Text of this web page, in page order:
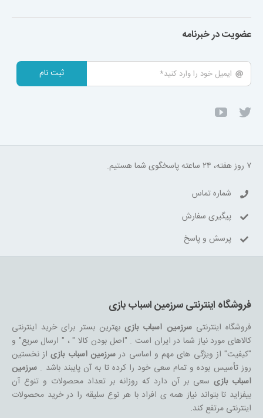
عضویت در خبرنامه
ثبت نام
۷ روز هفته، ۲۴ ساعته پاسخگوی شما هستیم.
شماره تماس
پیگیری سفارش
پرسش و پاسخ
فروشگاه اینترنتی سرزمین اسباب بازی
فروشگاه اینترنتیسرزمین اسباب بازیبهترین بستر برای خرید اینترنتی
کالاهای مورد نیاز شما در ایران است . "اصل بودن کالا " ، " ارسال سریع" و
"کیفیت" از ویژگی های مهم و اساسی در سرزمین اسباب بازیاز نخستین
روز تأسیس بوده و تمام سعی خود را کرده تا به آن پایبند باشد .سرزمین
اسباب بازیسعی بر آن دارد که روزانه بر تعداد محصولات و تنوع آن
بیفزاید تا بتواند نیاز همه ی افراد با هر نوع سلیقه را در خرید محصولات
اینترنتی مرتفع کند.